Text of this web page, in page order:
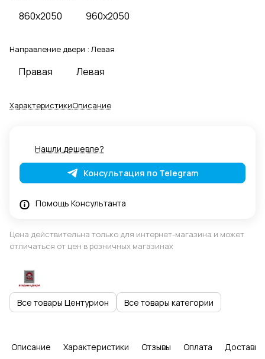
860x2050 960x2050
Направление двери : Левая
Правая Левая
ХарактеристикиОписание
Нашли дешевле?
Консультация по Telegram
Помощь Консультанта
Цена действительна только для интернет-магазина и может
отличаться от цен в розничных магазинах
Все товары Центурион Все товары категории
Описание Характеристики Отзывы Оплата Доставка